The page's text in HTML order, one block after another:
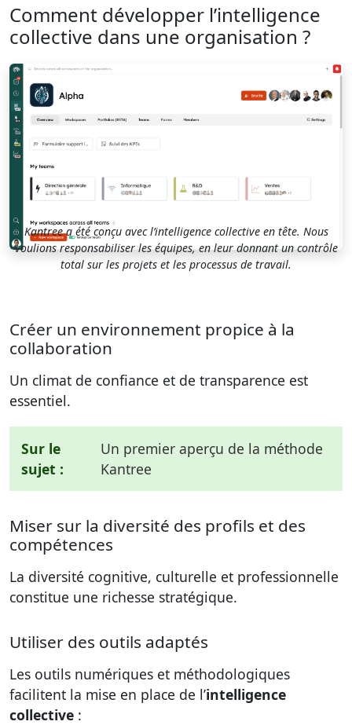
Comment développer l’intelligence
collective dans une organisation ?
Kantree a été conçu avec l’intelligence collective en tête. Nous
voulions responsabiliser les équipes, en leur donnant un contrôle
total sur les projets et les processus de travail.
Créer un environnement propice à la
collaboration
Un climat de confiance et de transparence est
essentiel.
Sur le
sujet :
Un premier aperçu de la méthode
Kantree
Miser sur la diversité des profils et des
compétences
La diversité cognitive, culturelle et professionnelle
constitue une richesse stratégique.
Utiliser des outils adaptés
Les outils numériques et méthodologiques
facilitent la mise en place de l’intelligence
collective :